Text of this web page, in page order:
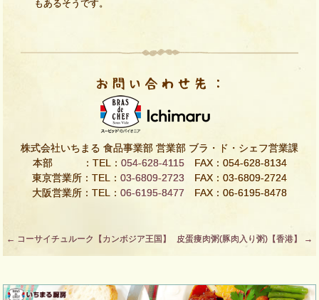
もあるそうです。
株式会社いちまる 食品事業部 営業部 ブラ・ド・シェフ営業課
本部 ：TEL： 054-628-4115FAX：054-628-8134
東京営業所：TEL： 03-6809-2723 FAX：03-6809-2724
大阪営業所：TEL： 06-6195-8477 FAX：06-6195-8478
Post
navigation
← コーサイチュルーク【カンボジア王国】 皮蛋痩肉粥(豚肉入り粥)【香港】 →